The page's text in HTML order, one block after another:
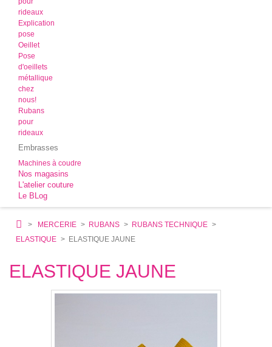
rideaux
Explication
pose
Oeillet
Pose
d'oeillets
métallique
chez
nous!
Rubans
pour
rideaux
Embrasses
Machines à coudre
Nos magasins
L'atelier couture
Le BLog
> MERCERIE > RUBANS > RUBANS TECHNIQUE >
ELASTIQUE > ELASTIQUE JAUNE
ELASTIQUE JAUNE